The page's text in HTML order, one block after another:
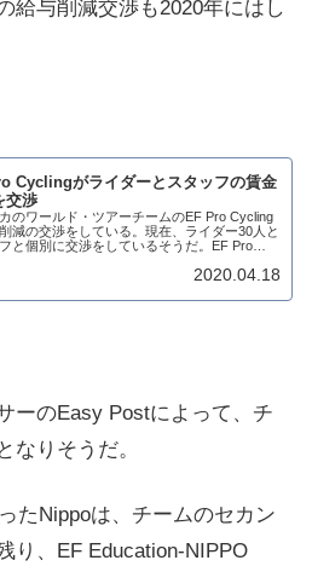
給与削減交渉も2020年にはし
Cyclingがライダーとスタッフの賃金
交渉
のワールド・ツアーチームのEF Pro Cycling
減の交渉をしている。現在、ライダー30人と
と個別に交渉をしているそうだ。EF Pro
2020.04.18
ーのEasy Postによって、チ
なりそうだ。
たNippoは、チームのセカン
り、EF Education-NIPPO